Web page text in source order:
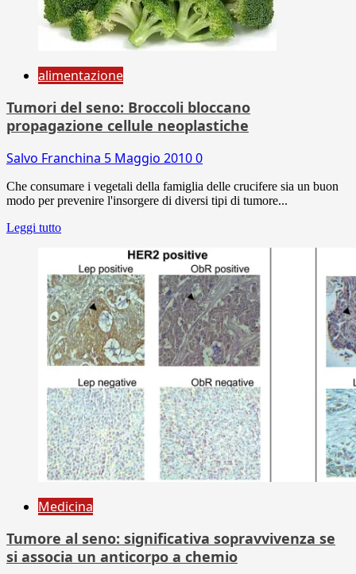
alimentazione
Tumori del seno: Broccoli bloccano
propagazione cellule neoplastiche
Salvo Franchina 5 Maggio 20100
Che consumare i vegetali della famiglia delle crucifere sia un buon
modo per prevenire l'insorgere di diversi tipi di tumore...
Leggi tutto
Medicina
Tumore al seno: significativa sopravvivenza se
si associa un anticorpo a chemio